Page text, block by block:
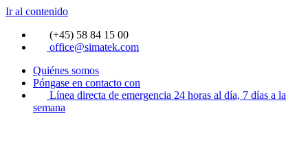
Ir al contenido
(+45) 58 84 15 00
office@simatek.com
Quiénes somos
Póngase en contacto con
Línea directa de emergencia 24 horas al día, 7 días a la
semana